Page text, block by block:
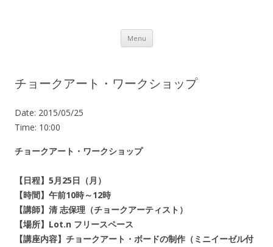
Menu Skip to content
チョークアート・ワークショップ
Date: 2015/05/25
Time: 10:00
チョークアート・ワークショップ
【日程】5月25日（月）
【時間】午前10時～12時
【講師】清 志保理（チョークアーティスト）
【場所】Lot.n フリースペース
【講座内容】チョークアート・ボードの制作（ミニイーゼル付